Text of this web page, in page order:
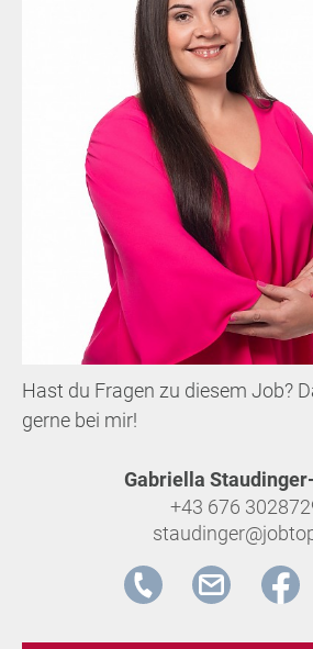
Hast du Fragen zu diesem Job?
gerne bei mir!
Gabriella
+43 676